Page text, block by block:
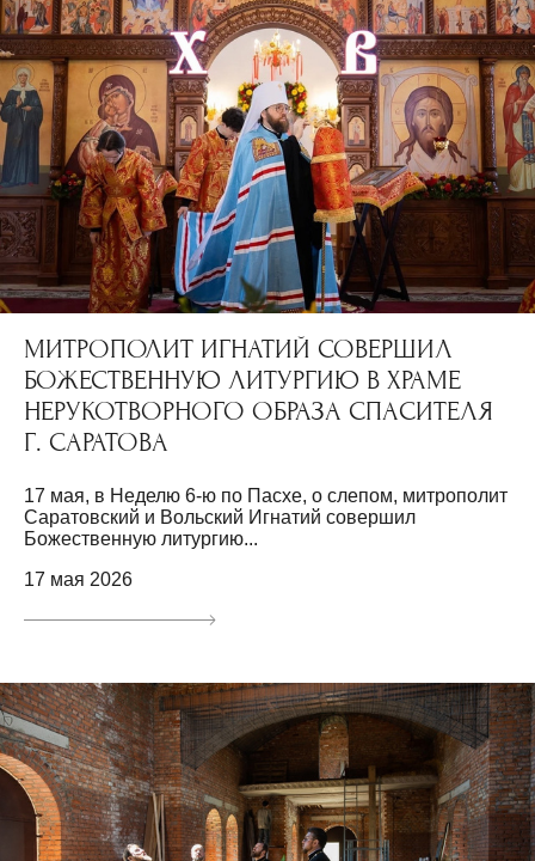
МИТРОПОЛИТ ИГНАТИЙ СОВЕРШИЛ
БОЖЕСТВЕННУЮ ЛИТУРГИЮ В ХРАМЕ
НЕРУКОТВОРНОГО ОБРАЗА СПАСИТЕЛЯ
Г. САРАТОВА
17 мая, в Неделю 6-ю по Пасхе, о слепом, митрополит
Саратовский и Вольский Игнатий совершил
Божественную литургию...
17 мая 2026